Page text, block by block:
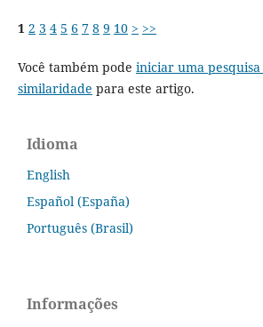
1 2 3 4 5 6 7 8 9 10 > >>
Você também pode iniciar uma
similaridade para este artigo.
Idioma
English
Español (España)
Português (Brasil)
Informações